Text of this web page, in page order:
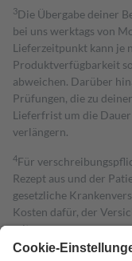
3Die Übergabe deiner
bei uns werktags von
Lieferzeitpunkt kann je
Produktverfügbarkeit
abweichen. Darüber
Prüfungen, die zu
Lieferfrist um die
verlängern.
4Für
Rezept aus und der
gesetzliche
Kosten dafür, der
mit.
Grundsätzlich leisten